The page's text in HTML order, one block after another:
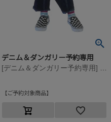
デニム＆ダンガリー予約専用
ご予約対象商品